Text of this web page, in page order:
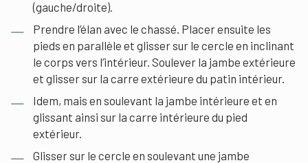
(gauche/droite).
Prendre l’élan avec le chassé. Placer ensuite les
pieds en parallèle et glisser sur le cercle en inclinant
le corps vers l’intérieur. Soulever la jambe extérieure
et glisser sur la carre extérieure du patin intérieur.
Idem, mais en soulevant la jambe intérieure et en
glissant ainsi sur la carre intérieure du pied
extérieur.
Glisser sur le cercle en soulevant une jambe